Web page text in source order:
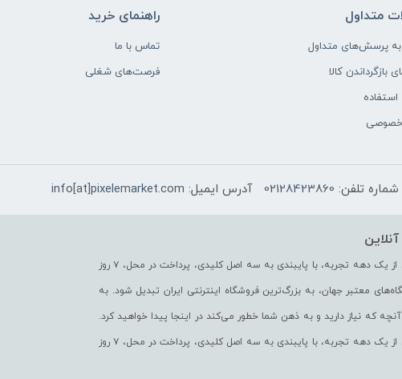
متداول
پرسش‌های متداول
بازگرداندن کالا
خصوصی
راهنمای خرید
تماس با ما
فرصت‌های شغلی
شماره تلفن: 02128423860 آدرس ایمیل: info[at]pixelemarket.com
پیکسل مارکت به عنوان یکی از قدیمی‌ترین فروشگاه های اینترنتی با بیش از یک دهه تجربه، با پایبندی به سه اصل کلیدی، پرداخت در محل، ۷ روز
معتبر جهان، به بزرگ‌ترین فروشگاه اینترنتی ایران تبدیل شود. به
که نیاز دارید و به ذهن شما خطور می‌کند در اینجا پیدا خواهید کرد.
پیکسل مارکت به عنوان یکی از قدیمی‌ترین فروشگاه های اینترنتی با بیش از یک دهه تجربه، با پایبندی به سه اصل کلیدی، پرداخت در محل، ۷ روز
معتبر جهان، به بزرگ‌ترین فروشگاه اینترنتی ایران تبدیل شود. به